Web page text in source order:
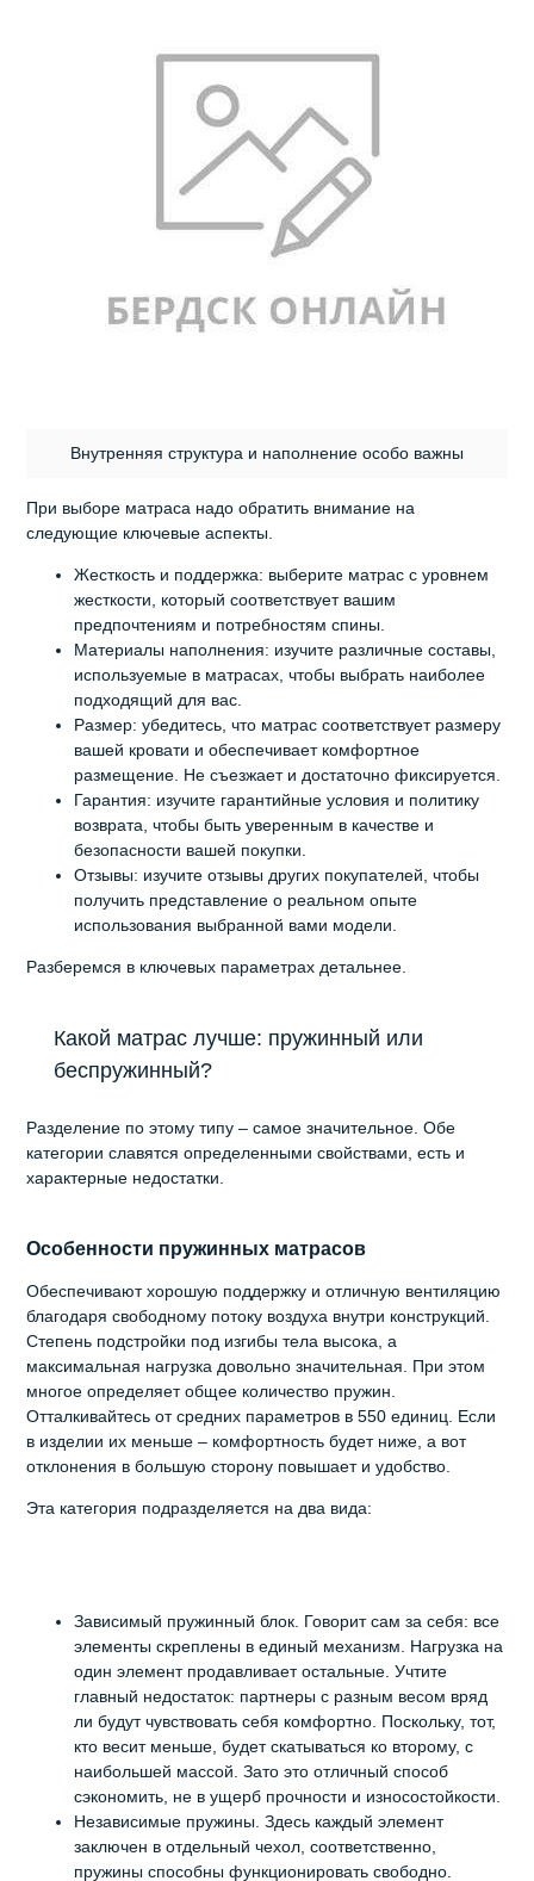
Внутренняя структура и наполнение особо важны
При выборе матраса надо обратить внимание на
следующие ключевые аспекты.
Жесткость и поддержка: выберите матрас с уровнем
жесткости, который соответствует вашим
предпочтениям и потребностям спины.
Материалы наполнения: изучите различные составы,
используемые в матрасах, чтобы выбрать наиболее
подходящий для вас.
Размер: убедитесь, что матрас соответствует размеру
вашей кровати и обеспечивает комфортное
размещение. Не съезжает и достаточно фиксируется.
Гарантия: изучите гарантийные условия и политику
возврата, чтобы быть уверенным в качестве и
безопасности вашей покупки.
Отзывы: изучите отзывы других покупателей, чтобы
получить представление о реальном опыте
использования выбранной вами модели.
Разберемся в ключевых параметрах детальнее.
Какой матрас лучше: пружинный или
беспружинный?
Разделение по этому типу – самое значительное. Обе
категории славятся определенными свойствами, есть и
характерные недостатки.
Особенности пружинных матрасов
Обеспечивают хорошую поддержку и отличную вентиляцию
благодаря свободному потоку воздуха внутри конструкций.
Степень подстройки под изгибы тела высока, а
максимальная нагрузка довольно значительная. При этом
многое определяет общее количество пружин.
Отталкивайтесь от средних параметров в 550 единиц. Если
в изделии их меньше – комфортность будет ниже, а вот
отклонения в большую сторону повышает и удобство.
Эта категория подразделяется на два вида:
Зависимый пружинный блок. Говорит сам за себя: все
элементы скреплены в единый механизм. Нагрузка на
один элемент продавливает остальные. Учтите
главный недостаток: партнеры с разным весом вряд
ли будут чувствовать себя комфортно. Поскольку, тот,
кто весит меньше, будет скатываться ко второму, с
наибольшей массой. Зато это отличный способ
сэкономить, не в ущерб прочности и износостойкости.
Независимые пружины. Здесь каждый элемент
заключен в отдельный чехол, соответственно,
пружины способны функционировать свободно.